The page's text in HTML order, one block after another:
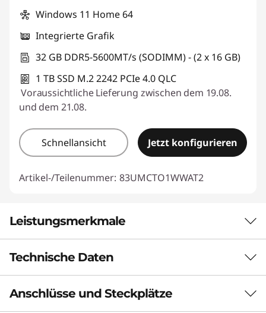
Windows 11 Home 64
Integrierte Grafik
32 GB DDR5-5600MT/s (SODIMM) - (2 x 16 GB)
1 TB SSD M.2 2242 PCIe 4.0 QLC
Voraussichtliche Lieferung zwischen dem 19.08.
und dem 21.08.
Schnellansicht Jetzt konfigurieren
Artikel-/Teilenummer: 83UMCTO1WWAT2
Leistungsmerkmale
SCHLANK, LEICHT UND FÜR UNTERWEGS
GEMACHT
Tragbare Leistung,
Technische Daten
Leistung
Anschlüsse und Steckplätze